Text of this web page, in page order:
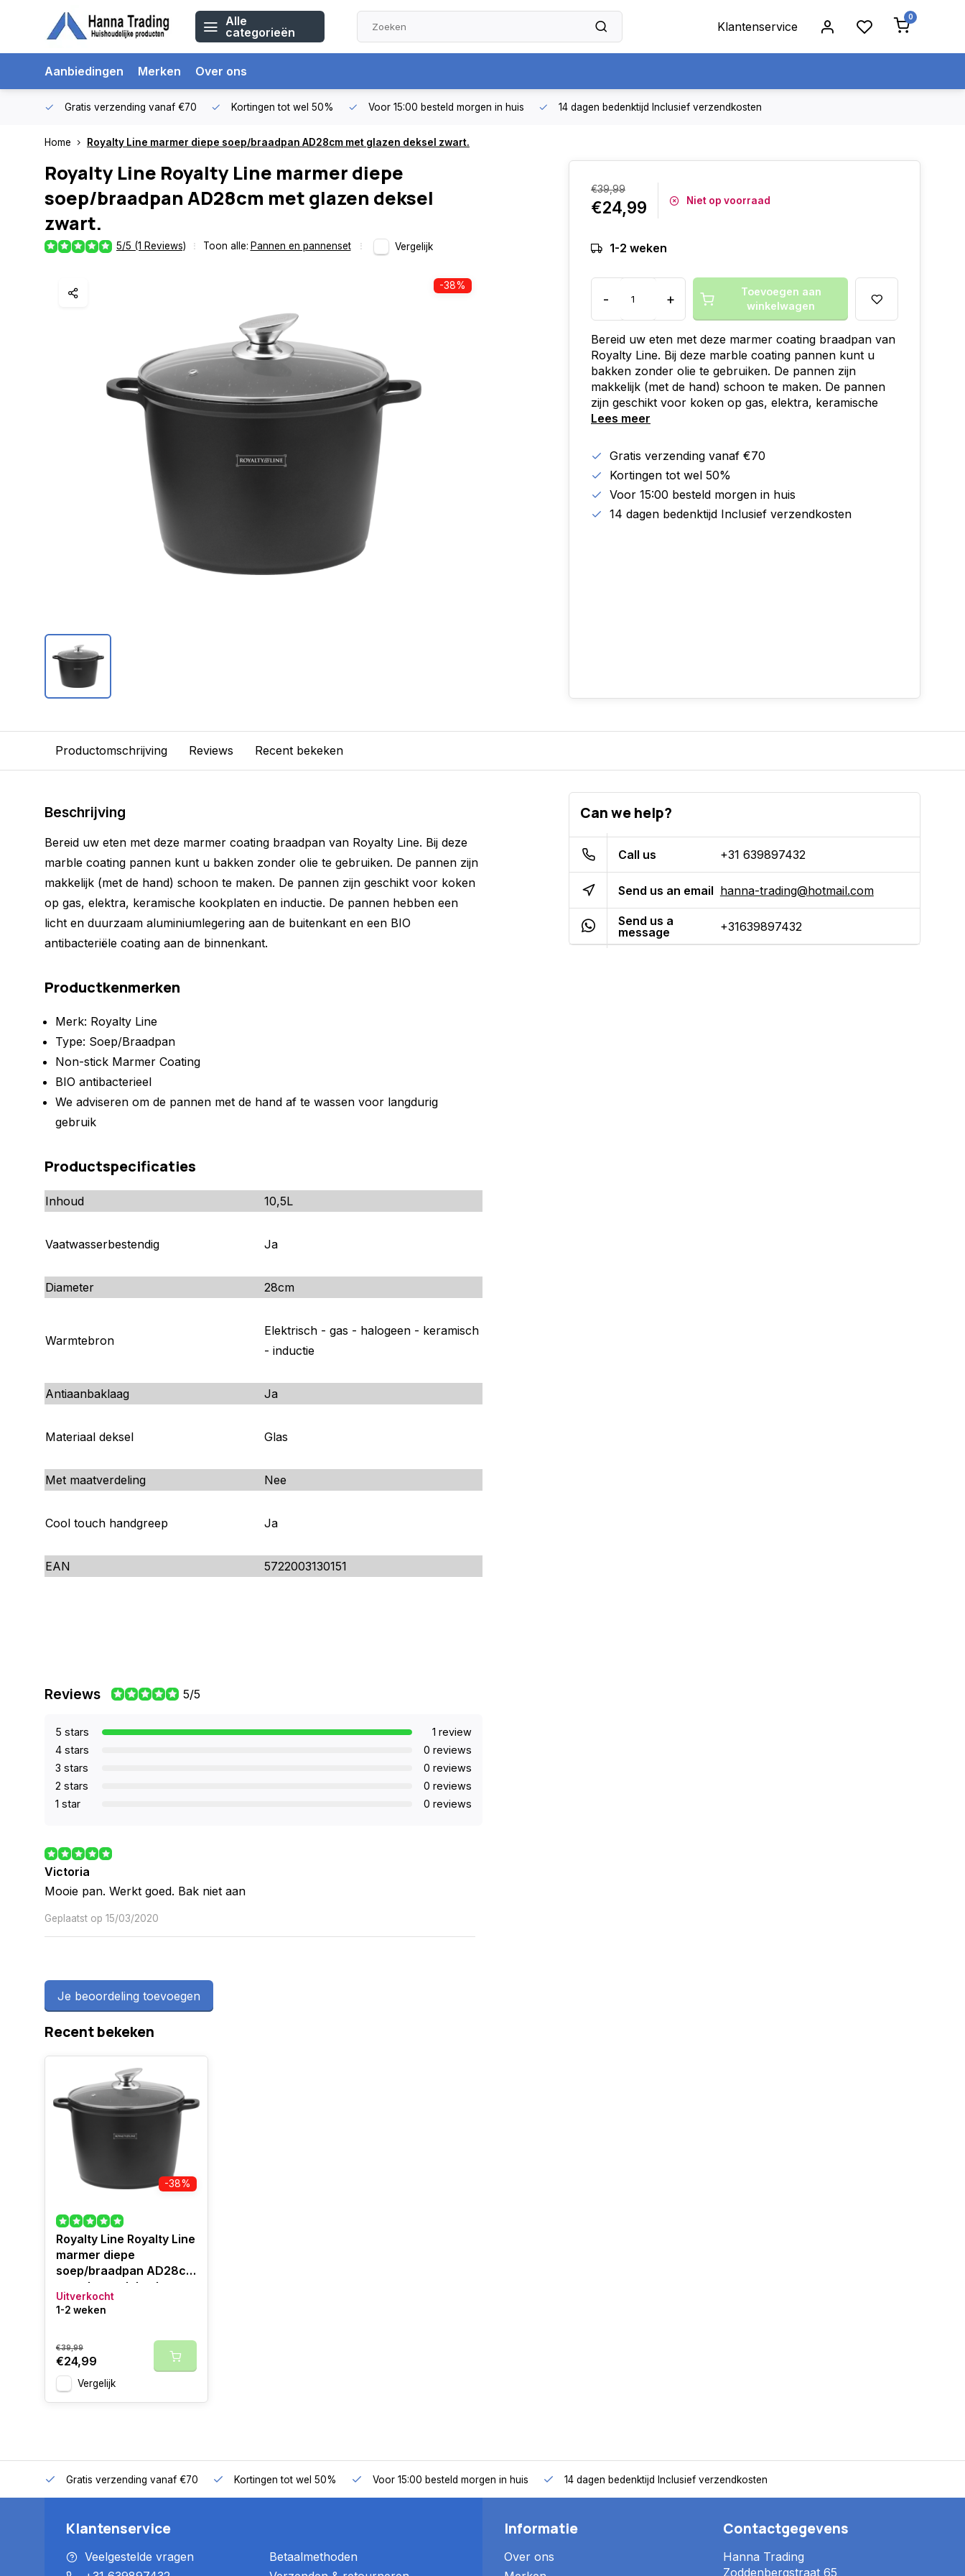
Alle
categorieën
Klantenservice
0
Aanbiedingen Merken Over ons
Gratis verzending vanaf €70 Kortingen tot wel 50% Voor 15:00 besteld morgen in huis 14 dagen bedenktijd Inclusief verzendkosten
Home Royalty Line marmer diepe soep/braadpan AD28cm met glazen deksel zwart.
Royalty Line Royalty Line marmer diepe
soep/braadpan AD28cm met glazen deksel
zwart.
5/5 (1 Reviews) Toon alle: Pannen en pannenset Vergelijk
-38%
€39,99
€24,99 Niet op voorraad
1-2 weken
- +
Toevoegen aan
winkelwagen
Bereid uw eten met deze marmer coating braadpan van
Royalty Line. Bij deze marble coating pannen kunt u
bakken zonder olie te gebruiken. De pannen zijn
makkelijk (met de hand) schoon te maken. De pannen
zijn geschikt voor koken op gas, elektra, keramische
Lees meer
Gratis verzending vanaf €70
Kortingen tot wel 50%
Voor 15:00 besteld morgen in huis
14 dagen bedenktijd Inclusief verzendkosten
Productomschrijving Reviews Recent bekeken
Beschrijving
Bereid uw eten met deze marmer coating braadpan van Royalty Line. Bij deze
marble coating pannen kunt u bakken zonder olie te gebruiken. De pannen zijn
makkelijk (met de hand) schoon te maken. De pannen zijn geschikt voor koken
op gas, elektra, keramische kookplaten en inductie. De pannen hebben een
licht en duurzaam aluminiumlegering aan de buitenkant en een BIO
antibacteriële coating aan de binnenkant.
Productkenmerken
Merk: Royalty Line
Type: Soep/Braadpan
Non-stick Marmer Coating
BIO antibacterieel
We adviseren om de pannen met de hand af te wassen voor langdurig
gebruik
Productspecificaties
Inhoud 10,5L
Vaatwasserbestendig Ja
Diameter 28cm
Warmtebron
Elektrisch - gas - halogeen - keramisch
- inductie
Antiaanbaklaag Ja
Materiaal deksel Glas
Met maatverdeling Nee
Cool touch handgreep Ja
EAN 5722003130151
Reviews 5/5
5 stars
1 review
4 stars
0 reviews
3 stars
0 reviews
2 stars
0 reviews
1 star
0 reviews
Victoria
Mooie pan. Werkt goed. Bak niet aan
Geplaatst op 15/03/2020
Je beoordeling toevoegen
Can we help?
Call us +31 639897432
Send us an email hanna-trading@hotmail.com
Send us a
message
+31639897432
Recent bekeken
-38%
Royalty Line Royalty Line
marmer diepe
soep/braadpan AD28cm
met glazen deksel zwart.
Uitverkocht
1-2 weken
€39,99
€24,99
Vergelijk
Gratis verzending vanaf €70 Kortingen tot wel 50% Voor 15:00 besteld morgen in huis 14 dagen bedenktijd Inclusief verzendkosten
Klantenservice
Veelgestelde vragen
Betaalmethoden
Informatie
Over ons
Contactgegevens
Hanna Trading
Zoddenbergstraat 65